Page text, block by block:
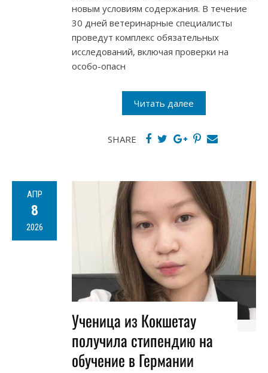
новым условиям содержания. В течение
30 дней ветеринарные специалисты
проведут комплекс обязательных
исследований, включая проверки на
особо-опасн
Читать далее
SHARE
АПР
8
2026
Ученица из Кокшетау
получила стипендию на
обучение в Германии